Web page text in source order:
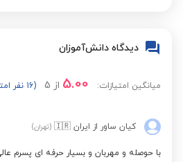
علوم تجربی ششم
دیدگاه دانش‌آموزان
میانگین امتیازات: 5.00 از 5 (16 نفر امتیاز داده‌اند.)
کیان ساور از ایران 🇮🇷 (تهران)
با حوصله و مهربان و بسیار حرفه ای پسرم